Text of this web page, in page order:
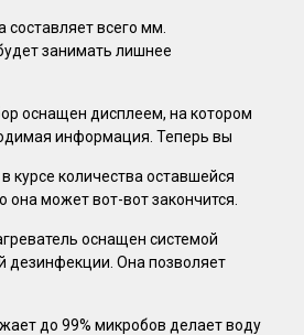
всего мм.
занимать лишнее
оснащен дисплеем, на котором
информация. Теперь вы
курсе количества оставшейся
она может вот-вот закончится.
оснащен системой
дезинфекции. Она позволяет
до 99% микробов делает воду